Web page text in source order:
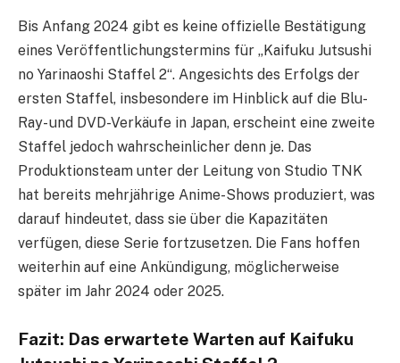
Bis Anfang 2024 gibt es keine offizielle Bestätigung
eines Veröffentlichungstermins für „Kaifuku Jutsushi
no Yarinaoshi Staffel 2“. Angesichts des Erfolgs der
ersten Staffel, insbesondere im Hinblick auf die Blu-
Ray- und DVD-Verkäufe in Japan, erscheint eine zweite
Staffel jedoch wahrscheinlicher denn je. Das
Produktionsteam unter der Leitung von Studio TNK
hat bereits mehrjährige Anime-Shows produziert, was
darauf hindeutet, dass sie über die Kapazitäten
verfügen, diese Serie fortzusetzen. Die Fans hoffen
weiterhin auf eine Ankündigung, möglicherweise
später im Jahr 2024 oder 2025.
Fazit: Das erwartete Warten auf Kaifuku